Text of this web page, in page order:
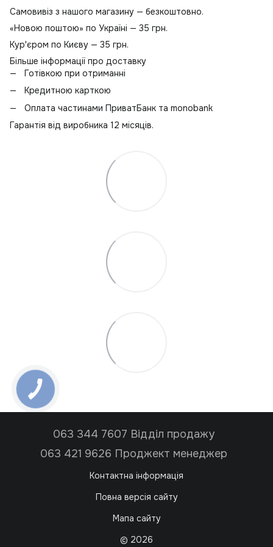
Самовивіз з нашого магазину — безкоштовно.
«Новою поштою» по Україні — 35 грн.
Кур'єром по Києву — 35 грн.
Більше інформації про доставку
Готівкою при отриманні
Кредитною карткою
Оплата частинами ПриватБанк та monobank
Гарантія від виробника 12 місяців.
063 344 7607 Відділ продажу
063 421 9626 Проджект менеджер
Контактна інформація
Повна версія сайту
Мапа сайту
© 2026